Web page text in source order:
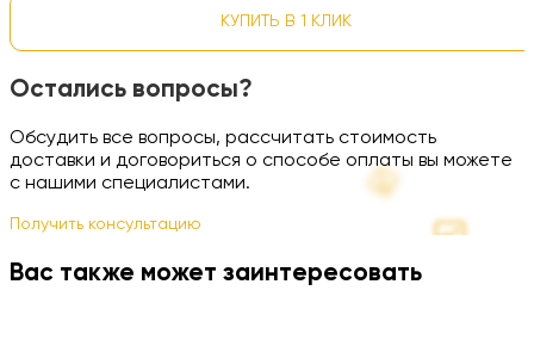
КУПИТЬ В 1 КЛИК
Остались вопросы?
Обсудить все вопросы, рассчитать стоимость
доставки и договориться о способе оплаты вы можете
с нашими специалистами.
Получить консультацию
Вас также может заинтересовать